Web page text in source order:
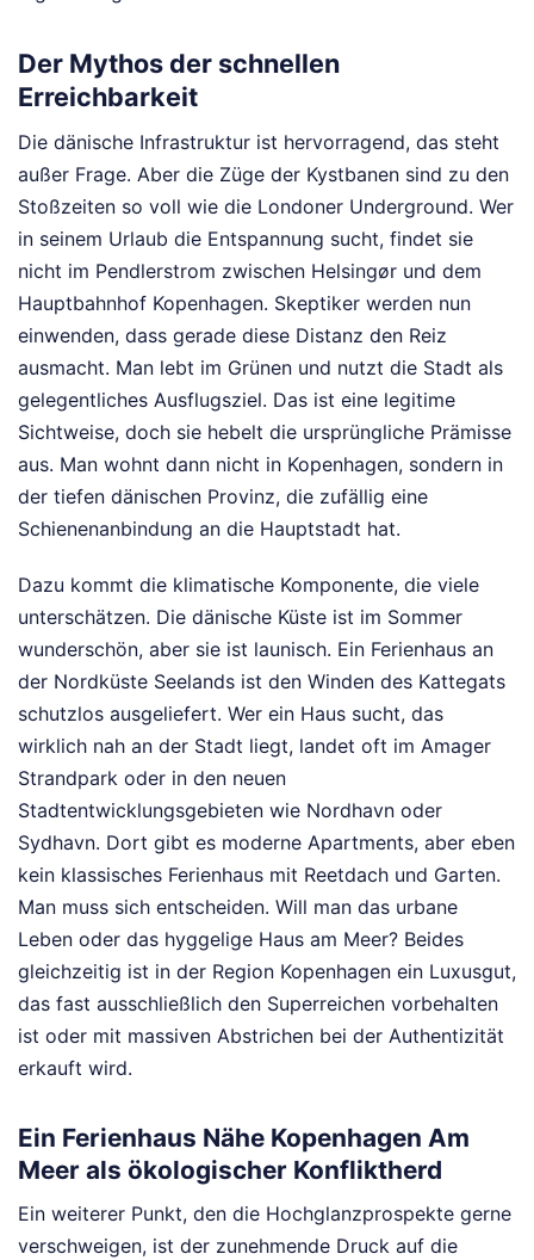
Der Mythos der schnellen
Erreichbarkeit
Die dänische Infrastruktur ist hervorragend, das steht
außer Frage. Aber die Züge der Kystbanen sind zu den
Stoßzeiten so voll wie die Londoner Underground. Wer
in seinem Urlaub die Entspannung sucht, findet sie
nicht im Pendlerstrom zwischen Helsingør und dem
Hauptbahnhof Kopenhagen. Skeptiker werden nun
einwenden, dass gerade diese Distanz den Reiz
ausmacht. Man lebt im Grünen und nutzt die Stadt als
gelegentliches Ausflugsziel. Das ist eine legitime
Sichtweise, doch sie hebelt die ursprüngliche Prämisse
aus. Man wohnt dann nicht in Kopenhagen, sondern in
der tiefen dänischen Provinz, die zufällig eine
Schienenanbindung an die Hauptstadt hat.
Dazu kommt die klimatische Komponente, die viele
unterschätzen. Die dänische Küste ist im Sommer
wunderschön, aber sie ist launisch. Ein Ferienhaus an
der Nordküste Seelands ist den Winden des Kattegats
schutzlos ausgeliefert. Wer ein Haus sucht, das
wirklich nah an der Stadt liegt, landet oft im Amager
Strandpark oder in den neuen
Stadtentwicklungsgebieten wie Nordhavn oder
Sydhavn. Dort gibt es moderne Apartments, aber eben
kein klassisches Ferienhaus mit Reetdach und Garten.
Man muss sich entscheiden. Will man das urbane
Leben oder das hyggelige Haus am Meer? Beides
gleichzeitig ist in der Region Kopenhagen ein Luxusgut,
das fast ausschließlich den Superreichen vorbehalten
ist oder mit massiven Abstrichen bei der Authentizität
erkauft wird.
Ein Ferienhaus Nähe Kopenhagen Am
Meer als ökologischer Konfliktherd
Ein weiterer Punkt, den die Hochglanzprospekte gerne
verschweigen, ist der zunehmende Druck auf die